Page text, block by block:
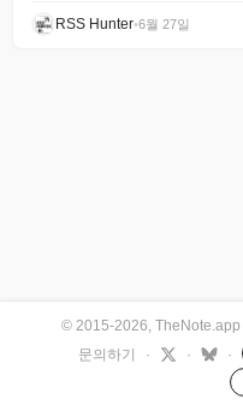
RSS Hunter•6월 27일
© 2015-2026, TheNote.app
문의하기
· · ·